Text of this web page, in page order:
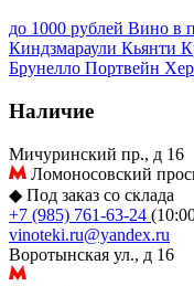
до 1000 рублей Вино в
Киндзмараули Кьянти
Брунелло Портвейн
Наличие
Мичуринский пр., д 16
Ломоносовский
◆ Под заказ со склада
+7 (985) 761-63-24
vinoteki.ru@yandex.ru
Воротынская ул., д 16